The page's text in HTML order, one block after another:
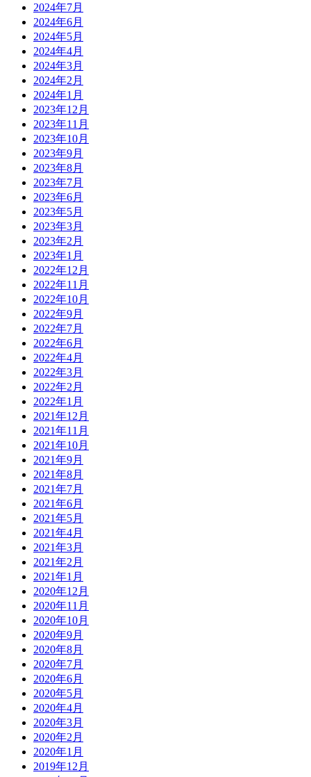
2024年7月
2024年6月
2024年5月
2024年4月
2024年3月
2024年2月
2024年1月
2023年12月
2023年11月
2023年10月
2023年9月
2023年8月
2023年7月
2023年6月
2023年5月
2023年3月
2023年2月
2023年1月
2022年12月
2022年11月
2022年10月
2022年9月
2022年7月
2022年6月
2022年4月
2022年3月
2022年2月
2022年1月
2021年12月
2021年11月
2021年10月
2021年9月
2021年8月
2021年7月
2021年6月
2021年5月
2021年4月
2021年3月
2021年2月
2021年1月
2020年12月
2020年11月
2020年10月
2020年9月
2020年8月
2020年7月
2020年6月
2020年5月
2020年4月
2020年3月
2020年2月
2020年1月
2019年12月